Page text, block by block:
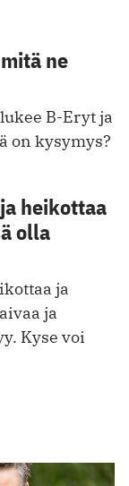
ne
B-Eryt ja
on kysymys?
heikottaa
olla
ja
ja
Kyse voi